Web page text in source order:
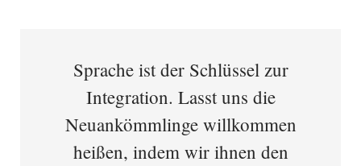
Sprache ist der Schlüssel zur
Integration. Lasst uns die
Neuankömmlinge willkommen
heißen, indem wir ihnen den